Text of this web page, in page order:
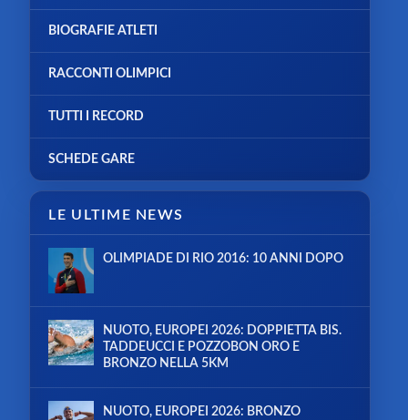
BIOGRAFIE ATLETI
RACCONTI OLIMPICI
TUTTI I RECORD
SCHEDE GARE
LE ULTIME NEWS
OLIMPIADE DI RIO 2016: 10 ANNI DOPO
NUOTO, EUROPEI 2026: DOPPIETTA BIS.
TADDEUCCI E POZZOBON ORO E
BRONZO NELLA 5KM
NUOTO, EUROPEI 2026: BRONZO